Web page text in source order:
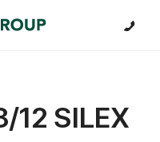
12 SILEX